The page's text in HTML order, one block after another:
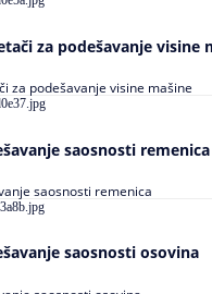
za podešavanje visine
za podešavanje visine mašine
saosnosti remenica
saosnosti remenica
saosnosti osovina